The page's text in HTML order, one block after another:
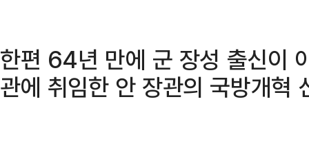
한편 64년 만에 군 장성 출신이
관에 취임한 안 장관의 국방개혁